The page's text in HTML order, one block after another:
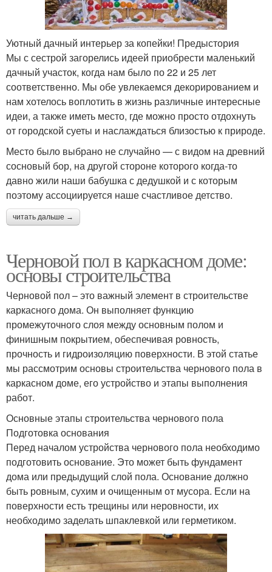
Уютный дачный интерьер за копейки! Предыстория
Мы с сестрой загорелись идеей приобрести маленький
дачный участок, когда нам было по 22 и 25 лет
соответственно. Мы обе увлекаемся декорированием и
нам хотелось воплотить в жизнь различные интересные
идеи, а также иметь место, где можно просто отдохнуть
от городской суеты и наслаждаться близостью к природе.
Место было выбрано не случайно — с видом на древний
сосновый бор, на другой стороне которого когда-то
давно жили наши бабушка с дедушкой и с которым
поэтому ассоциируется наше счастливое детство.
читать дальше →
Черновой пол в каркасном доме:
основы строительства
Черновой пол – это важный элемент в строительстве
каркасного дома. Он выполняет функцию
промежуточного слоя между основным полом и
финишным покрытием, обеспечивая ровность,
прочность и гидроизоляцию поверхности. В этой статье
мы рассмотрим основы строительства чернового пола в
каркасном доме, его устройство и этапы выполнения
работ.
Основные этапы строительства чернового пола
Подготовка основания
Перед началом устройства чернового пола необходимо
подготовить основание. Это может быть фундамент
дома или предыдущий слой пола. Основание должно
быть ровным, сухим и очищенным от мусора. Если на
поверхности есть трещины или неровности, их
необходимо заделать шпаклевкой или герметиком.